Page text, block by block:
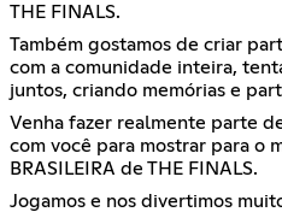
THE FINALS.
Também gostamos de criar
com a comunidade inteira,
juntos, criando memórias e
Venha fazer realmente parte
com você para mostrar para o
BRASILEIRA de THE FINALS.
Jogamos e nos divertimos